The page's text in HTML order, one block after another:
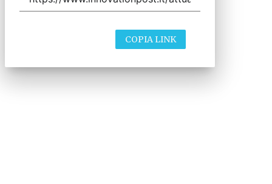
COPIA LINK